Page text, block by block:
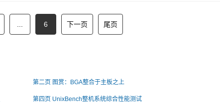
6 下一页 尾页
第二页 图赏：BGA整合于主板之上
第四页 UnixBench整机系统综合性能测试